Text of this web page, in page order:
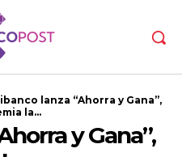
lanza “Ahorra y Gana”,
la...
y Gana”,